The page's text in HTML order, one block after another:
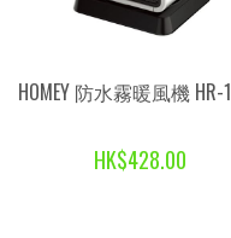
HOMEY 防水霧暖風機 HR-
HK$428.00